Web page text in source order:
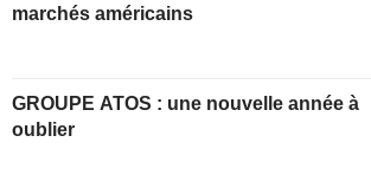
marchés américains
GROUPE ATOS : une nouvelle année à
oublier